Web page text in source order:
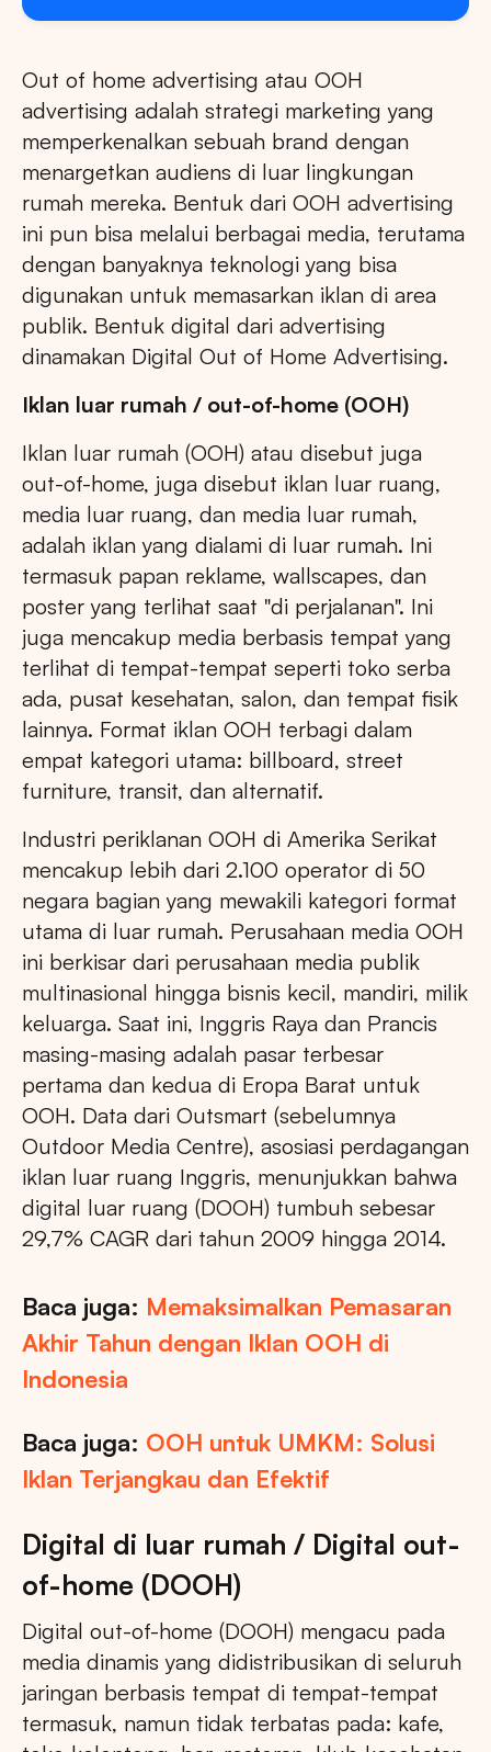
Out of home advertising atau OOH
advertising adalah strategi marketing yang
memperkenalkan sebuah brand dengan
menargetkan audiens di luar lingkungan
rumah mereka. Bentuk dari OOH advertising
ini pun bisa melalui berbagai media, terutama
dengan banyaknya teknologi yang bisa
digunakan untuk memasarkan iklan di area
publik. Bentuk digital dari advertising
dinamakan Digital Out of Home Advertising.
Iklan luar rumah / out-of-home (OOH)
Iklan luar rumah (OOH) atau disebut juga
out-of-home, juga disebut iklan luar ruang,
media luar ruang, dan media luar rumah,
adalah iklan yang dialami di luar rumah. Ini
termasuk papan reklame, wallscapes, dan
poster yang terlihat saat "di perjalanan". Ini
juga mencakup media berbasis tempat yang
terlihat di tempat-tempat seperti toko serba
ada, pusat kesehatan, salon, dan tempat fisik
lainnya. Format iklan OOH terbagi dalam
empat kategori utama: billboard, street
furniture, transit, dan alternatif.
Industri periklanan OOH di Amerika Serikat
mencakup lebih dari 2.100 operator di 50
negara bagian yang mewakili kategori format
utama di luar rumah. Perusahaan media OOH
ini berkisar dari perusahaan media publik
multinasional hingga bisnis kecil, mandiri, milik
keluarga. Saat ini, Inggris Raya dan Prancis
masing-masing adalah pasar terbesar
pertama dan kedua di Eropa Barat untuk
OOH. Data dari Outsmart (sebelumnya
Outdoor Media Centre), asosiasi perdagangan
iklan luar ruang Inggris, menunjukkan bahwa
digital luar ruang (DOOH) tumbuh sebesar
29,7% CAGR dari tahun 2009 hingga 2014.
Baca juga: Memaksimalkan Pemasaran
Akhir Tahun dengan Iklan OOH di
Indonesia
Baca juga: OOH untuk UMKM: Solusi
Iklan Terjangkau dan Efektif
Digital di luar rumah / Digital out-
of-home (DOOH)
Digital out-of-home (DOOH) mengacu pada
media dinamis yang didistribusikan di seluruh
jaringan berbasis tempat di tempat-tempat
termasuk, namun tidak terbatas pada: kafe,